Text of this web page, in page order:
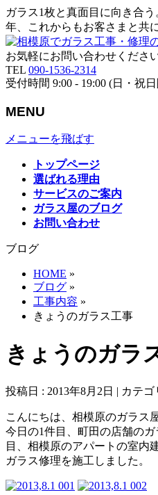
ガラス1枚と真面目に向き合
年、これからもお客さまと共
お気軽にお問い合わせください
TEL 090-1536-2314
受付時間 9:00 - 19:00 (日・祝
MENU
メニューを飛ばす
トップページ
選ばれる理由
サービスのご案内
ガラス屋のブログ
お問い合わせ
ブログ
HOME »
ブログ »
工事内容 »
きょうのガラス工事
きょうのガラ
投稿日 : 2013年8月2日 | カテゴ
こんにちは、相模原のガラス
今日の1件目、町田の店舗の
目、相模原のアパートの室内
ガラス修理を施工しました。